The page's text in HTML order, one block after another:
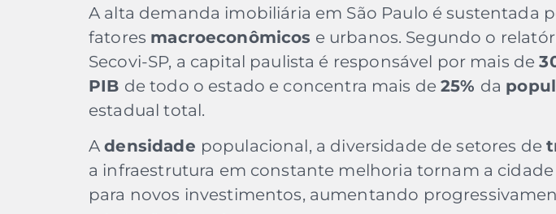
A alta demanda imobiliária em São Paulo é sustentada
fatores macroeconômicos e urbanos. Segundo o
Secovi-SP, a capital paulista é responsável por mais de
PIB de todo o estado e concentra mais de25% da
estadual total.
Adensidade populacional, a diversidade de setores de
a infraestrutura em constante melhoria tornam a
para novos investimentos, aumentando